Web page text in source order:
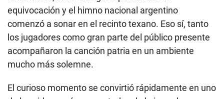
equivocación y el himno nacional argentino
comenzó a sonar en el recinto texano. Eso sí, tanto
los jugadores como gran parte del público presente
acompañaron la canción patria en un ambiente
mucho más solemne.
El curioso momento se convirtió rápidamente en uno